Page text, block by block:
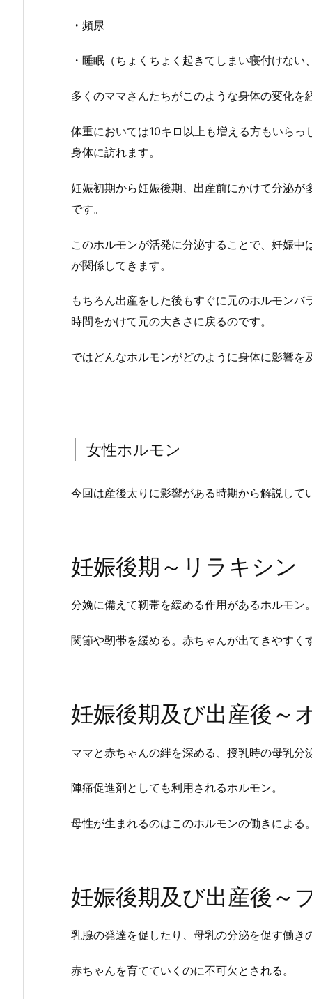
・頻尿
・睡眠（ちょくちょく起きてしまい寝付けない
多くのママさんたちがこのような身体の変化を
体重においては10キロ以上も増える方もいら
身体に訪れます。
妊娠初期から妊娠後期、出産前にかけて分泌
です。
このホルモンが活発に分泌することで、妊娠
が関係してきます。
もちろん出産をした後もすぐに元のホルモン
時間をかけて元の大きさに戻るのです。
ではどんなホルモンがどのように身体に影響を
女性ホルモン
今回は産後太りに影響がある時期から解説して
妊娠後期～リラキシン
分娩に備えて靭帯を緩める作用があるホルモン。
関節や靭帯を緩める。赤ちゃんが出てきやすく
妊娠後期及び出産後～
ママと赤ちゃんの絆を深める、授乳時の母乳分
陣痛促進剤としても利用されるホルモン。
母性が生まれるのはこのホルモンの働きによる。
妊娠後期及び出産後～
乳腺の発達を促したり、母乳の分泌を促す働き
赤ちゃんを育てていくのに不可欠とされる。